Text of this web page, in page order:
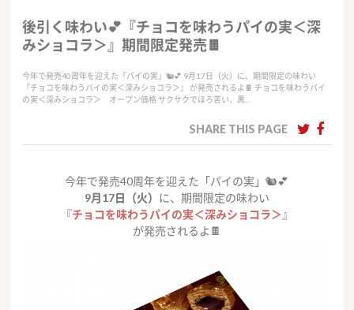
後引く味わい💕『チョコを味わうパイの実＜深
みショコラ＞』期間限定発売🍫
今年で発売40周年を迎えた「パイの実」🐿💕 9月17日（火）に、期間限定の味わい
『チョコを味わうパイの実＜深みショコラ＞』 が発売されるよ🍫 チョコを味わうパイ
の実＜深みショコラ＞ オープン価格 サクサクでほろ苦い、黒…
SHARE THIS PAGE
今年で発売40周年を迎えた「パイの実」🐿💕
9月17日（火） に、期間限定の味わい
『チョコを味わうパイの実＜深みショコラ＞』
が発売されるよ🍫